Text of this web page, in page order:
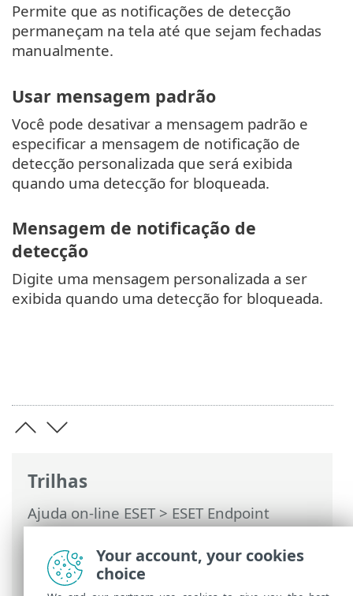
Trilhas
Ajuda on-line ESET>ESET Endpoint
Security>Configuração avançada>
Notificações>Notificações na área de
trabalho
> Personalização de notificações
Permite que as notificações de detecção
permaneçam na tela até que sejam fechadas
manualmente.
Usar mensagem padrão
Você pode desativar a mensagem padrão e
especificar a mensagem de notificação de
detecção personalizada que será exibida
quando uma detecção for bloqueada.
Mensagem de notificação de
detecção
Digite uma mensagem personalizada a ser
exibida quando uma detecção for bloqueada.
Your account, your cookies
choice